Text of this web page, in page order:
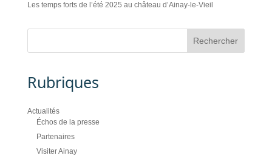
Les temps forts de l’été 2025 au château d’Ainay-le-Vieil
Rubriques
Actualités
Échos de la presse
Partenaires
Visiter Ainay